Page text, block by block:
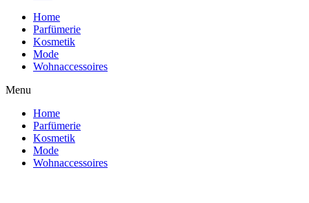
Home
Parfümerie
Kosmetik
Mode
Wohnaccessoires
Menu
Home
Parfümerie
Kosmetik
Mode
Wohnaccessoires